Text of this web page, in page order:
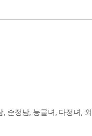
정남, 능글녀, 다정녀,